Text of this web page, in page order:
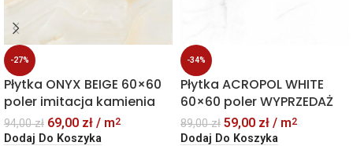
-27%
Płytka ONYX BEIGE 60×60
poler imitacja kamienia
94,00zł 69,00 zł / m2
Dodaj Do Koszyka
-34%
Płytka ACROPOL WHITE
60×60 poler WYPRZEDAŻ
89,00zł 59,00 zł / m2
Dodaj Do Koszyka